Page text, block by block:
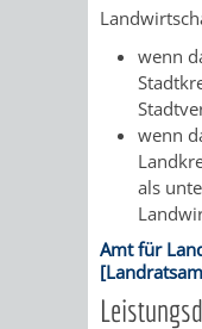
wenn
wenn
als
Amt für